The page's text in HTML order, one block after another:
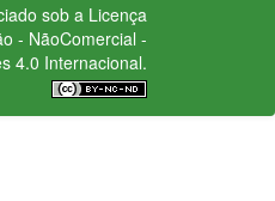
sob a Licença
- NãoComercial -
4.0 Internacional.